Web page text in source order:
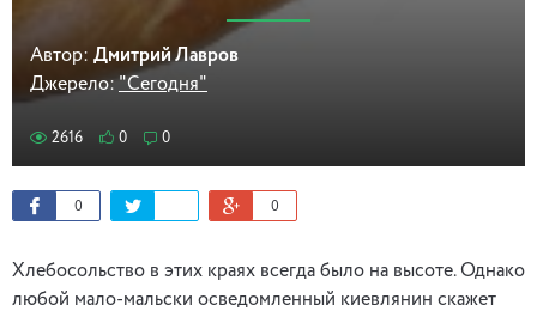
Автор: Дмитрий Лавров
Джерело: "Сегодня"
2616 0 0
0 0
Хлебосольство в этих краях всегда было на высоте. Однако
любой мало-мальски осведомленный киевлянин скажет